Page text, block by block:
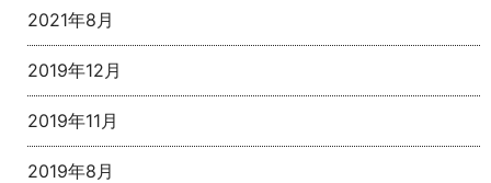
2021年8月
2019年12月
2019年11月
2019年8月